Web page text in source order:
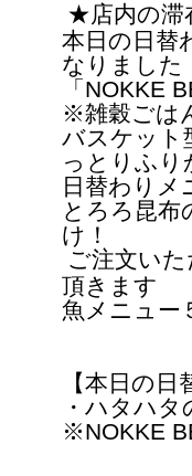
★店内の滞
本日の日替
なりました
「NOKKE
※雑穀ごは
バスケット
っとりふり
日替わりメ
とろろ昆布
け！
ご注文い
頂きます
魚メニュー
【本日の
・ハタハ
※NOKKE